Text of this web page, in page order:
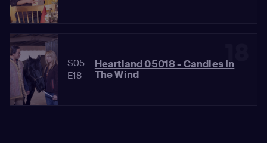
18
S05
E18
Heartland 05018 - Candles In
The Wind